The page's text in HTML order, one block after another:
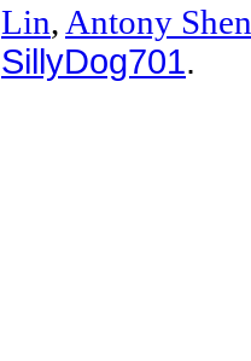
Lin, Antony Shen
SillyDog701.